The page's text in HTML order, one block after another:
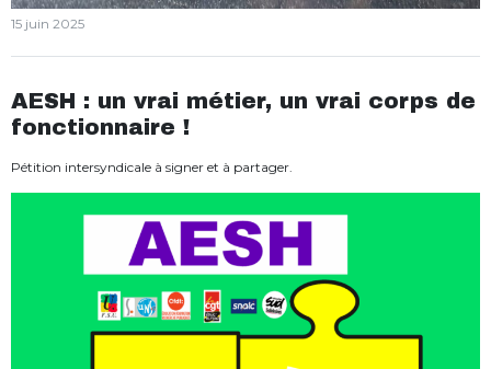
15 juin 2025
AESH : un vrai métier, un vrai corps de
fonctionnaire !
Pétition intersyndicale à signer et à partager.